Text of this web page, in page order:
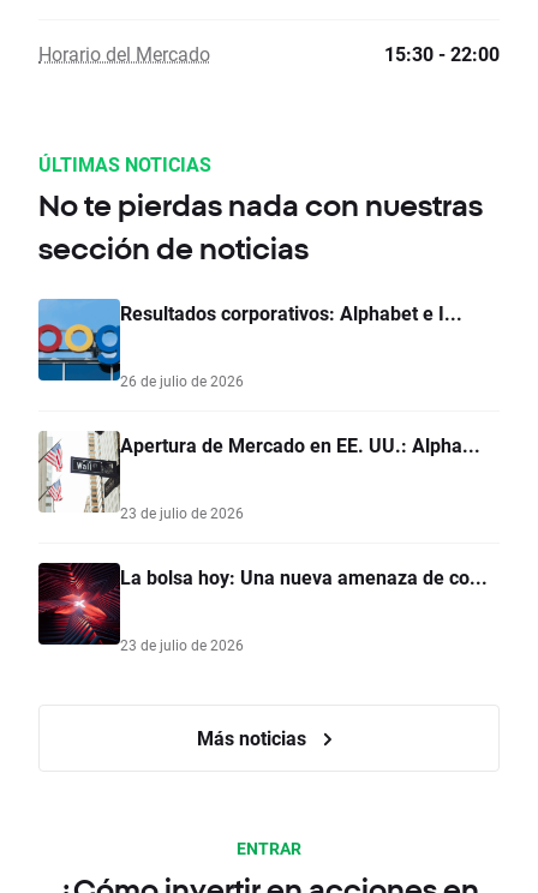
Horario del Mercado 15:30 - 22:00
ÚLTIMAS NOTICIAS
No te pierdas nada con nuestras
sección de noticias
Resultados corporativos: Alphabet e I...
26 de julio de 2026
Apertura de Mercado en EE. UU.: Alpha...
23 de julio de 2026
La bolsa hoy: Una nueva amenaza de co...
23 de julio de 2026
Más noticias
ENTRAR